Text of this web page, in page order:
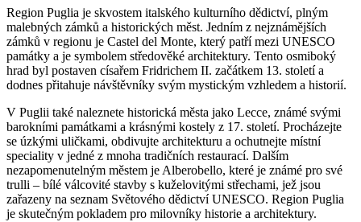
Region Puglia je skvostem italského kulturního dědictví, plným
malebných zámků a historických měst. Jedním z nejznámějších
zámků v regionu je Castel del Monte, který patří mezi UNESCO
památky a je symbolem středověké architektury. Tento osmiboký
hrad byl postaven císařem Fridrichem II. začátkem 13. století a
dodnes přitahuje návštěvníky svým mystickým vzhledem a historií.
V Puglii také naleznete historická města jako Lecce, známé svými
barokními památkami a krásnými kostely z 17. století. Procházejte
se úzkými uličkami, obdivujte architekturu a ochutnejte místní
speciality v jedné z mnoha tradičních restaurací. Dalším
nezapomenutelným městem je Alberobello, které je známé pro své
trulli – bílé válcovité stavby s kuželovitými střechami, jež jsou
zařazeny na seznam Světového dědictví UNESCO. Region Puglia
je skutečným pokladem pro milovníky historie a architektury.